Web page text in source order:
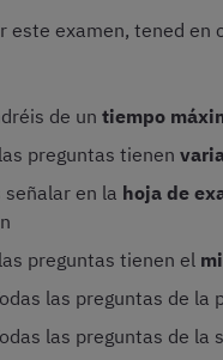
este examen, tened en
de un tiempo
preguntas tienen
señalar en la hoja de
preguntas tienen el
las preguntas de la
las preguntas de la